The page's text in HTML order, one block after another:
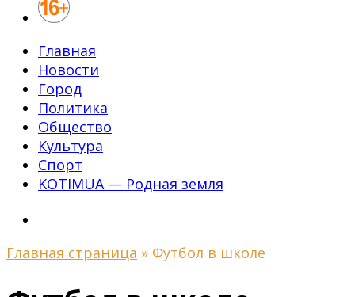
Главная
Новости
Город
Политика
Общество
Культура
Спорт
KOTIMUA — Родная земля
Главная страница » Футбол в школе